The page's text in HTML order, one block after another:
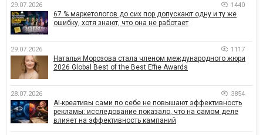
29.07.2026 1440
67 % маркетологов до сих пор допускают одну и ту же
ошибку, хотя знают, что она не работает
29.07.2026 1117
Наталья Морозова стала членом международного жюри
2026 Global Best of the Best Effie Awards
28.07.2026 3854
AI-креативы сами по себе не повышают эффективность
рекламы: исследование показало, что на самом деле
влияет на эффективность кампаний